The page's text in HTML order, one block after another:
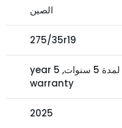
الصين
275/35r19
ضمان لمدة 5 سنوات, 5 year
warranty
2025